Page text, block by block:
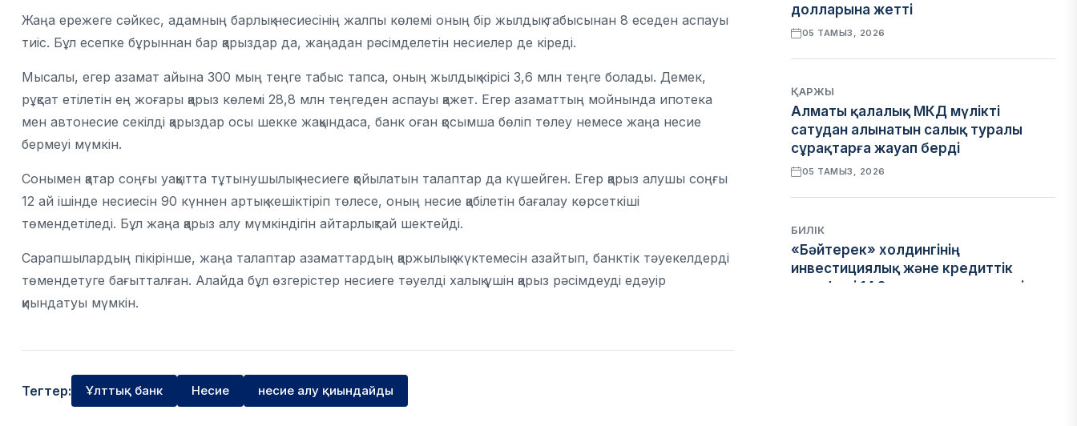
Жаңа ережеге сәйкес, адамның барлық несиесінің жалпы көлемі оның бір жылдық табысынан 8 еседен аспауы
тиіс. Бұл есепке бұрыннан бар қарыздар да, жаңадан рәсімделетін несиелер де кіреді.
Мысалы, егер азамат айына 300 мың теңге табыс тапса, оның жылдық кірісі 3,6 млн теңге болады. Демек,
рұқсат етілетін ең жоғары қарыз көлемі 28,8 млн теңгеден аспауы қажет. Егер азаматтың мойнында ипотека
мен автонесие секілді қарыздар осы шекке жақындаса, банк оған қосымша бөліп төлеу немесе жаңа несие
бермеуі мүмкін.
Сонымен қатар соңғы уақытта тұтынушылық несиеге қойылатын талаптар да күшейген. Егер қарыз алушы соңғы
12 ай ішінде несиесін 90 күннен артық кешіктіріп төлесе, оның несие қабілетін бағалау көрсеткіші
төмендетіледі. Бұл жаңа қарыз алу мүмкіндігін айтарлықтай шектейді.
Сарапшылардың пікірінше, жаңа талаптар азаматтардың қаржылық жүктемесін азайтып, банктік тәуекелдерді
төмендетуге бағытталған. Алайда бұл өзгерістер несиеге тәуелді халық үшін қарыз рәсімдеуді едәуір
қиындатуы мүмкін.
Тегтер: Ұлттық банк Несие несие алу қиындайды
долларына жетті
05 ТАМЫЗ, 2026
ҚАРЖЫ
Алматы қалалық МКД мүлікті
сатудан алынатын салық туралы
сұрақтарға жауап берді
05 ТАМЫЗ, 2026
БИЛІК
«Бәйтерек» холдингінің
инвестициялық және кредиттік
портфелі 14,3 трлн теңгеге жетті